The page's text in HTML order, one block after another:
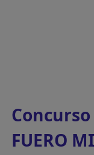
FUERO